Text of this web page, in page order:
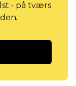
- på tværs